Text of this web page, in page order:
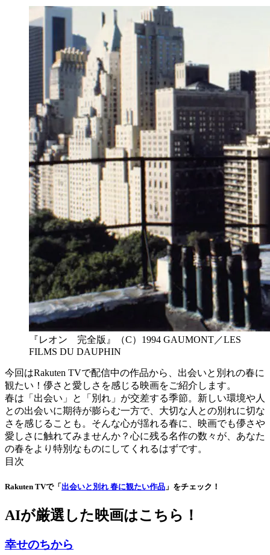
『レオン 完全版』（C）1994 GAUMONT／LES
FILMS DU DAUPHIN
今回はRakuten TVで配信中の作品から、出会いと別れの春に
観たい！儚さと愛しさを感じる映画をご紹介します。
春は「出会い」と「別れ」が交差する季節。新しい環境や人
との出会いに期待が膨らむ一方で、大切な人との別れに切な
さを感じることも。そんな心が揺れる春に、映画でも儚さや
愛しさに触れてみませんか？心に残る名作の数々が、あなた
の春をより特別なものにしてくれるはずです。
目次
Rakuten TVで「 出会いと別れ 春に観たい作品 」をチェック！
AIが厳選した映画はこちら！
幸せのちから